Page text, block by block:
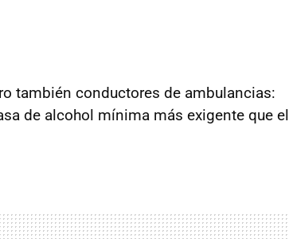
también conductores de ambulancias:
de alcohol mínima más exigente que el